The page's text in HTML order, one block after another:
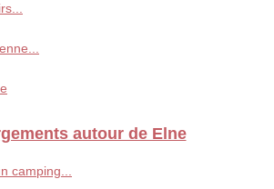
autour de Elne
camping...